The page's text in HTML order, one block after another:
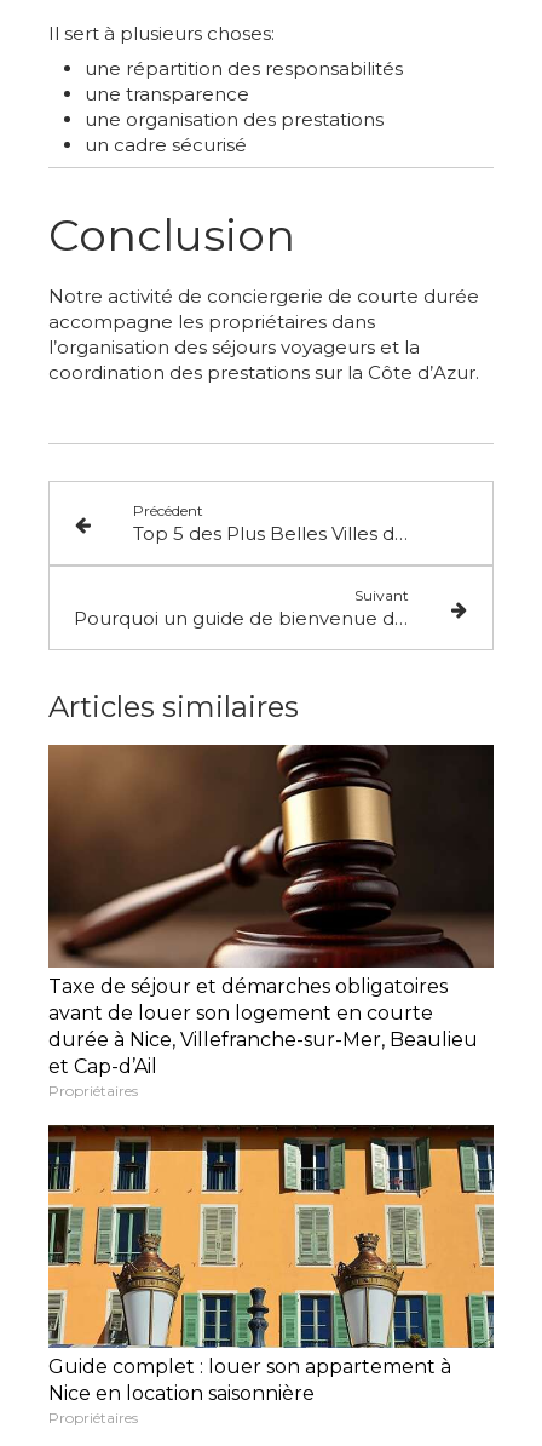
Il sert à plusieurs choses:
une répartition des responsabilités
une transparence
une organisation des prestations
un cadre sécurisé
Conclusion
Notre activité de conciergerie de courte durée
accompagne les propriétaires dans
l’organisation des séjours voyageurs et la
coordination des prestations sur la Côte d’Azur.
Précédent
Top 5 des Plus Belles Villes de la Côte d'Azur à Découvrir
Suivant
Pourquoi un guide de bienvenue digital améliore l’expérience voyageur en location courte durée
Articles similaires
Taxe de séjour et démarches obligatoires
avant de louer son logement en courte
durée à Nice, Villefranche-sur-Mer, Beaulieu
et Cap-d’Ail
Propriétaires
Guide complet : louer son appartement à
Nice en location saisonnière
Propriétaires